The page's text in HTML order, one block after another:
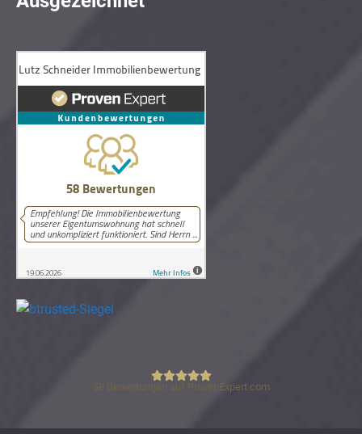
Lutz Schneider Immobilienbewertung
58 Bewertungen auf ProvenExpert.com